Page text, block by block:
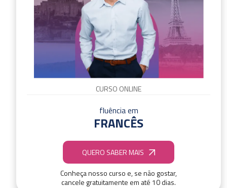
CURSO ONLINE
fluência em
FRANCÊS
QUERO SABER MAIS
Conheça nosso curso e, se não gostar,
cancele gratuitamente em até 10 dias.